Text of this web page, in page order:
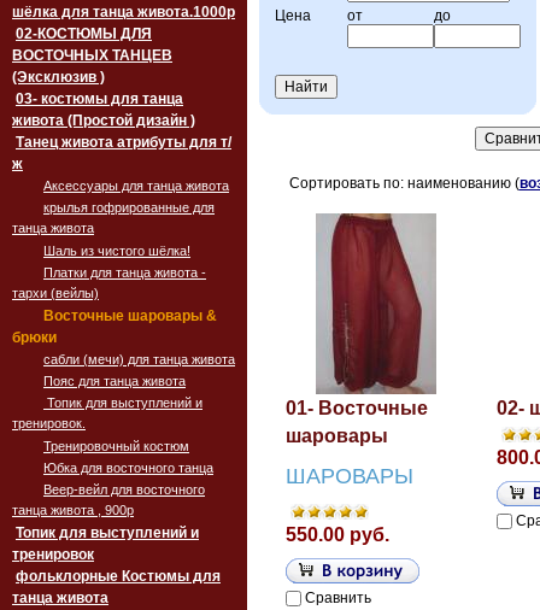
шёлка для танца живота.1000p
02-КОСТЮМЫ ДЛЯ
ВОСТОЧНЫХ ТАНЦЕВ
(Эксклюзив )
03- костюмы для танца
живота (Простой дизайн )
Танец живота атрибуты для т/
ж
Аксессуары для танца живота
крылья гофрированные для
танца живота
Шаль из чистого шёлка!
Платки для танца живота -
тархи (вейлы)
Восточные шаровары &
брюки
сабли (мечи) для танца живота
Пояс для танца живота
Топик для выступлений и
тренировок.
Тренировочный костюм
Юбка для восточного танца
Веер-вейл для восточного
танца живота , 900p
Топик для выступлений и
тренировок
фольклорные Костюмы для
танца живота
Цена
от до
Сортировать по: наименованию (
01- Восточные
шаровары
ШАРОВАРЫ
550.00 руб.
Сравнить
02-